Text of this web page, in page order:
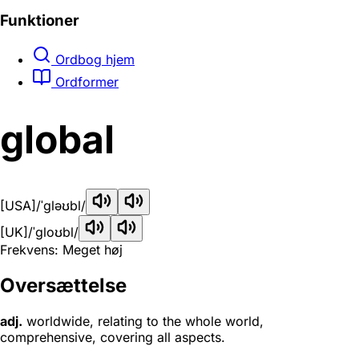
Funktioner
Ordbog hjem
Ordformer
global
[USA] /ˈɡləʊbl/
[UK] /ˈɡloʊbl/
Frekvens: Meget høj
Oversættelse
adj. worldwide, relating to the whole world,
comprehensive, covering all aspects.